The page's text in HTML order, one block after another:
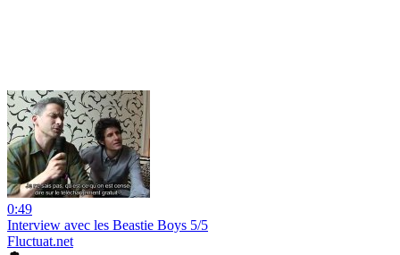
0:49
Interview avec les Beastie Boys 5/5
Fluctuat.net